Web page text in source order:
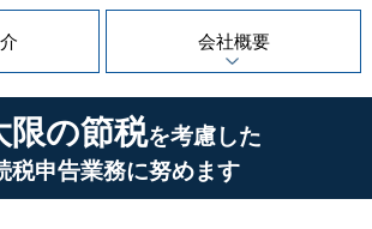
会社概要
限の節税を考慮した
税申告業務に努めます